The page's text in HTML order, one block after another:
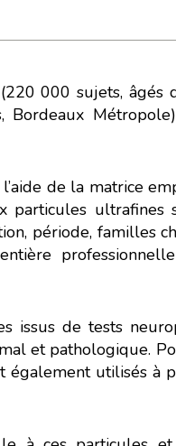
000 sujets, âgés
de la matrice
particules ultrafines
période, familles
issus de tests
et pathologique.
utilisés à